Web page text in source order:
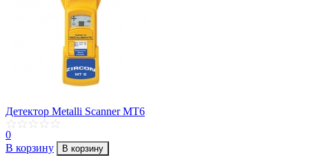
Детектор Metalli Scanner MT6
0
В корзину
В корзину